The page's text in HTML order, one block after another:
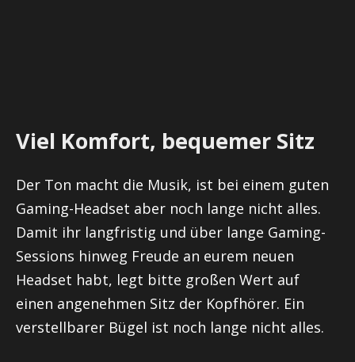
Viel Komfort, bequemer Sitz
Der Ton macht die Musik, ist bei einem guten
Gaming-Headset aber noch lange nicht alles.
Damit ihr langfristig und über lange Gaming-
Sessions hinweg Freude an eurem neuen
Headset habt, legt bitte großen Wert auf
einen angenehmen Sitz der Kopfhörer. Ein
verstellbarer Bügel ist noch lange nicht alles.